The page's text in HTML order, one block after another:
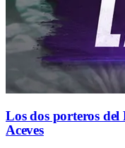
Los dos porteros
Aceves